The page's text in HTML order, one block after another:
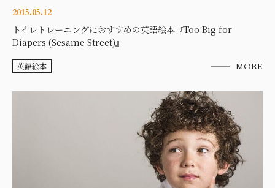
2015.05.12
トイレトレーニングにおすすめの英語絵本『Too Big for
Diapers (Sesame Street)』
英語絵本 MORE